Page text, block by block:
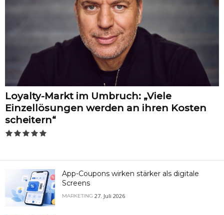
Loyalty-Markt im Umbruch: „Viele
Einzellösungen werden an ihren Kosten
scheitern“
App-Coupons wirken stärker als digitale
Screens
MARKETING 27. Juli 2026